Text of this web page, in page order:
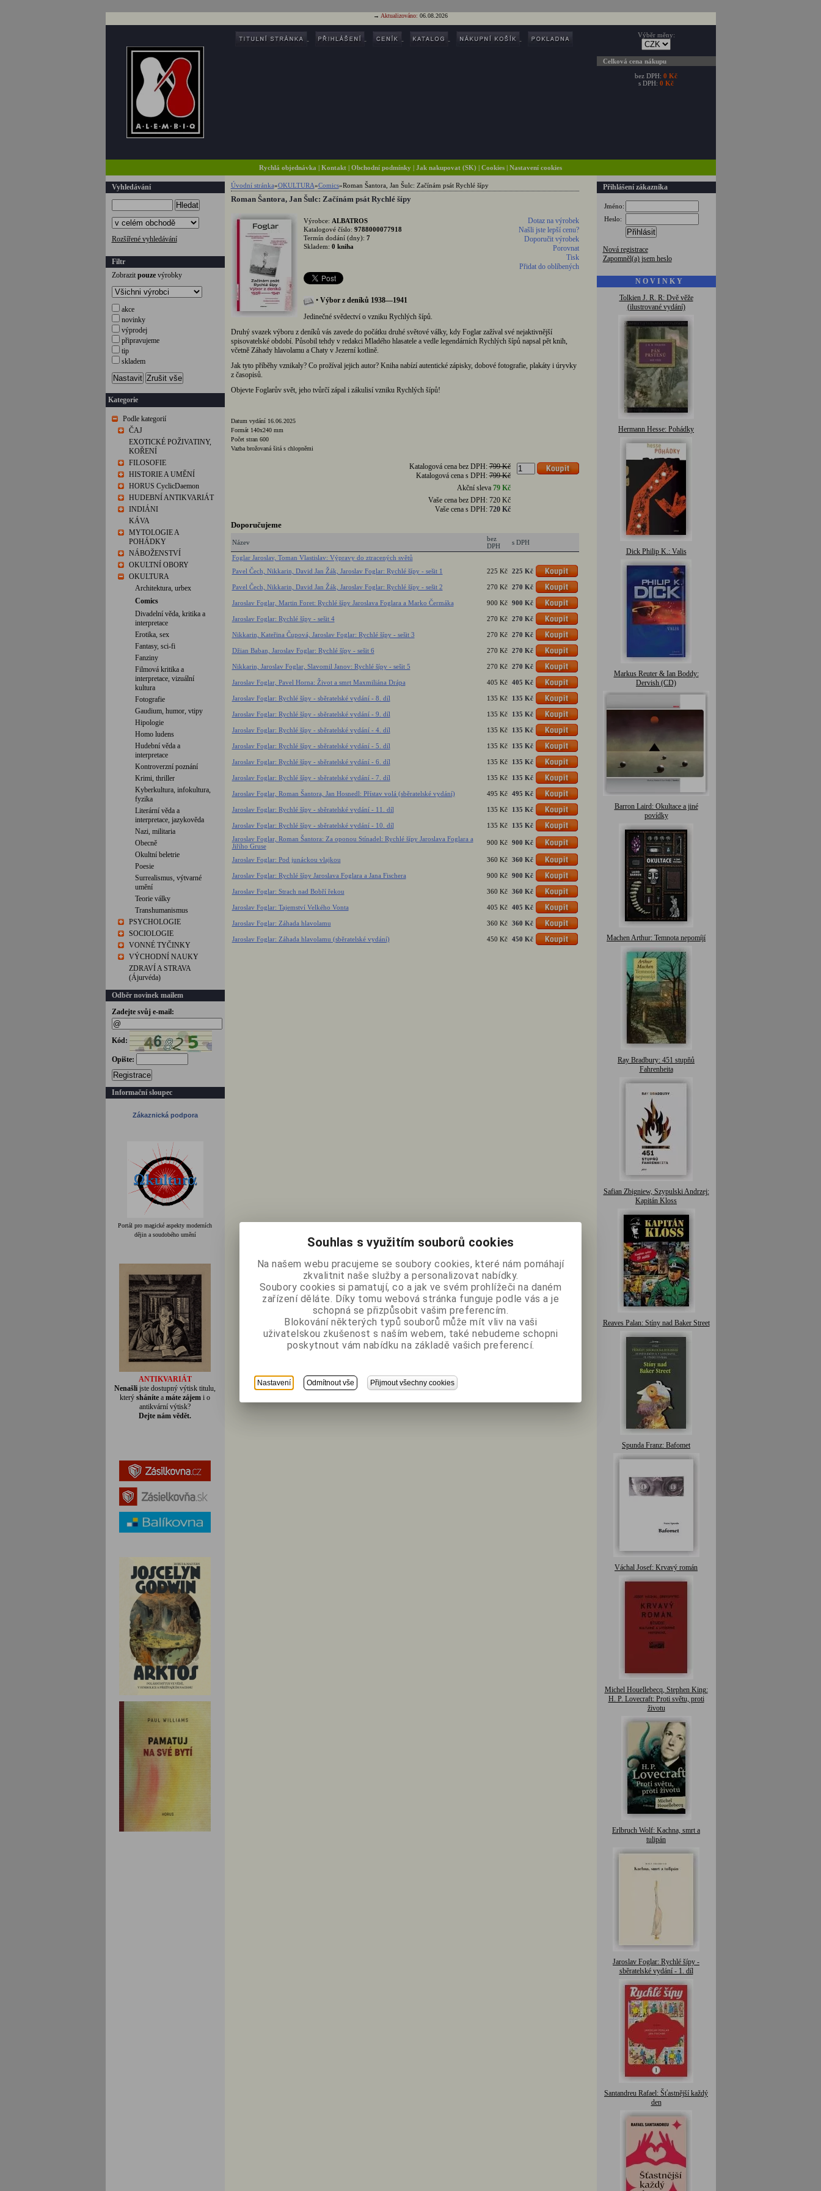
→ Aktualizováno: 06.08.2026
Výběr měny:
Celková cena nákupu
bez DPH: 0 Kč
s DPH: 0 Kč
Rychlá objednávka | Kontakt | Obchodní podmínky | Jak nakupovat (SK) | Cookies | Nastavení cookies
Vyhledávání
Hledat
Rozšířené vyhledávání
Filtr
Zobrazit pouzevýrobky
akce
novinky
výprodej
připravujeme
tip
skladem
Nastavit Zrušit vše
Kategorie
Podle kategorií
ČAJ
EXOTICKÉ POŽIVATINY,
KOŘENÍ
FILOSOFIE
HISTORIE A UMĚNÍ
HORUS CyclicDaemon
HUDEBNÍ ANTIKVARIÁT
INDIÁNI
KÁVA
MYTOLOGIE A
POHÁDKY
NÁBOŽENSTVÍ
OKULTNÍ OBORY
OKULTURA
Architektura, urbex
Comics
Divadelní věda, kritika a
interpretace
Erotika, sex
Fantasy, sci-fi
Fanziny
Filmová kritika a
interpretace, vizuální
kultura
Fotografie
Gaudium, humor, vtipy
Hipologie
Homo ludens
Hudební věda a
interpretace
Kontroverzní poznání
Krimi, thriller
Kyberkultura, infokultura,
fyzika
Literární věda a
interpretace, jazykověda
Nazi, militaria
Obecně
Okultní beletrie
Poesie
Surrealismus, výtvarné
umění
Teorie války
Transhumanismus
PSYCHOLOGIE
SOCIOLOGIE
VONNÉ TYČINKY
VÝCHODNÍ NAUKY
ZDRAVÍ A STRAVA
(Ájurvéda)
Odběr novinek mailem
Zadejte svůj e-mail:
Kód:
Opište:
Registrace
Informační sloupec
Zákaznická podpora
Portál pro magické aspekty moderních
dějin a soudobého umění
ANTIKVARIÁT
Nenašli jste dostupný výtisk titulu,
který sháníte a máte zájem i o
antikvární výtisk?
Dejte nám vědět.
Úvodní stránka»OKULTURA»Comics»Roman Šantora, Jan Šulc: Začínám psát Rychlé šípy
Roman Šantora, Jan Šulc: Začínám psát Rychlé šípy
Dotaz na výrobek
Našli jste lepší cenu?
Doporučit výrobek
Porovnat
Tisk
Přidat do oblíbených
Výrobce: ALBATROS
Katalogové číslo: 9788000077918
Termín dodání (dny): 7
Skladem: 0 kniha
• Výbor z deníků 1938—1941
Jedinečné svědectví o vzniku Rychlých šípů.
Druhý svazek výboru z deníků vás zavede do počátku druhé světové války, kdy Foglar zažíval své nejaktivnější
spisovatelské období. Působil tehdy v redakci Mladého hlasatele a vedle legendárních Rychlých šípů napsal pět knih,
včetně Záhady hlavolamu a Chaty v Jezerní kotlině.
Jak tyto příběhy vznikaly? Co prožíval jejich autor? Kniha nabízí autentické zápisky, dobové fotografie, plakáty i úryvky
z časopisů.
Objevte Foglarův svět, jeho tvůrčí zápal i zákulisí vzniku Rychlých šípů!
Datum vydání 16.06.2025
Formát 140x240 mm
Počet stran 600
Vazba brožovaná šitá s chlopněmi
Katalogová cena bez DPH:799 Kč
Katalogová cena s DPH:799 Kč
Akční sleva 79 Kč
Vaše cena bez DPH: 720 Kč
Vaše cena s DPH: 720 Kč
Doporučujeme
Název
bez
DPH
s DPH
Foglar Jaroslav, Toman Vlastislav: Výpravy do ztracených světů
Pavel Čech, Nikkarin, David Jan Žák, Jaroslav Foglar: Rychlé šípy - sešit 1
225 Kč 225 Kč
Pavel Čech, Nikkarin, David Jan Žák, Jaroslav Foglar: Rychlé šípy - sešit 2 270 Kč 270 Kč
Jaroslav Foglar, Martin Foret: Rychlé šípy Jaroslava Foglara a Marko Čermáka 900 Kč 900 Kč
Jaroslav Foglar: Rychlé šípy - sešit 4 270 Kč 270 Kč
Nikkarin, Kateřina Čupová, Jaroslav Foglar: Rychlé šípy - sešit 3 270 Kč 270 Kč
Džian Baban, Jaroslav Foglar: Rychlé šípy - sešit 6 270 Kč 270 Kč
Nikkarin, Jaroslav Foglar, Slavomil Janov: Rychlé šípy - sešit 5 270 Kč 270 Kč
Jaroslav Foglar, Pavel Horna: Život a smrt Maxmiliána Drápa 405 Kč 405 Kč
Jaroslav Foglar: Rychlé šípy - sběratelské vydání - 8. díl 135 Kč 135 Kč
Jaroslav Foglar: Rychlé šípy - sběratelské vydání - 9. díl 135 Kč 135 Kč
Jaroslav Foglar: Rychlé šípy - sběratelské vydání - 4. díl 135 Kč 135 Kč
Jaroslav Foglar: Rychlé šípy - sběratelské vydání - 5. díl 135 Kč 135 Kč
Jaroslav Foglar: Rychlé šípy - sběratelské vydání - 6. díl 135 Kč 135 Kč
Jaroslav Foglar: Rychlé šípy - sběratelské vydání - 7. díl 135 Kč 135 Kč
Jaroslav Foglar, Roman Šantora, Jan Hosnedl: Přístav volá (sběratelské vydání) 495 Kč 495 Kč
Jaroslav Foglar: Rychlé šípy - sběratelské vydání - 11. díl 135 Kč 135 Kč
Jaroslav Foglar: Rychlé šípy - sběratelské vydání - 10. díl 135 Kč
135 Kč
Jaroslav Foglar, Roman Šantora: Za oponou Stínadel: Rychlé šípy Jaroslava Foglara a
Jiřího Gruse
900 Kč 900 Kč
Jaroslav Foglar: Pod junáckou vlajkou 360 Kč 360 Kč
Jaroslav Foglar: Rychlé šípy Jaroslava Foglara a Jana Fischera 900 Kč 900 Kč
Jaroslav Foglar: Strach nad Bobří řekou 360 Kč 360 Kč
Jaroslav Foglar: Tajemství Velkého Vonta 405 Kč 405 Kč
Jaroslav Foglar: Záhada hlavolamu 360 Kč 360 Kč
Jaroslav Foglar: Záhada hlavolamu (sběratelské vydání) 450 Kč 450 Kč
Přihlášení zákazníka
Jméno:
Heslo:
Přihlásit
Nová registrace
Zapomněl(a) jsem heslo
N O V I N K Y
Tolkien J. R. R: Dvě věže
(ilustrované vydání)
Hermann Hesse: Pohádky
Dick Philip K.: Valis
Markus Reuter & Ian Boddy:
Dervish (CD)
Barron Laird: Okultace a jiné
povídky
Machen Arthur: Temnota nepomíjí
Ray Bradbury: 451 stupňů
Fahrenheita
Safian Zbigniew, Szypulski Andrzej:
Kapitán Kloss
Reaves Palan: Stíny nad Baker Street
Spunda Franz: Bafomet
Váchal Josef: Krvavý román
Michel Houellebecq, Stephen King:
H. P. Lovecraft: Proti světu, proti
životu
Erlbruch Wolf: Kachna, smrt a
tulipán
Jaroslav Foglar: Rychlé šípy -
sběratelské vydání - 1. díl
Santandreu Rafael: Šťastnější každý
den
Souhlas s využitím souborů cookies
Na našem webu pracujeme se soubory cookies, které nám pomáhají
zkvalitnit naše služby a personalizovat nabídky.
Soubory cookies si pamatují, co a jak ve svém prohlížeči na daném
zařízení děláte. Díky tomu webová stránka funguje podle vás a je
schopná se přizpůsobit vašim preferencím.
Blokování některých typů souborů může mít vliv na vaši
uživatelskou zkušenost s naším webem, také nebudeme schopni
poskytnout vám nabídku na základě vašich preferencí.
Nastavení Odmítnout vše Přijmout všechny cookies